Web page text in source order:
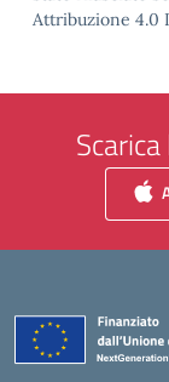
Attribuzione 4.0